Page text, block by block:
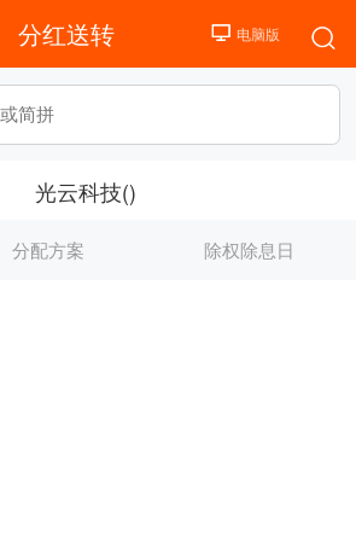
分红送转
光云科技()
分配方案 除权除息日